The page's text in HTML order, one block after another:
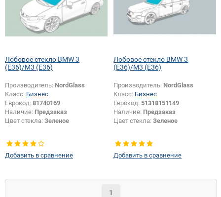
Лобовое стекло BMW 3
(E36)/M3 (E36)
Производитель: NordGlass
Класс: Бизнес
Еврокод: 81740169
Наличие: Предзаказ
Цвет стекла: Зеленое
Добавить в сравнение
Лобовое стекло BMW 3
(E36)/M3 (E36)
Производитель: NordGlass
Класс: Бизнес
Еврокод: 51318151149
Наличие: Предзаказ
Цвет стекла:Зеленое
Добавить в сравнение
1